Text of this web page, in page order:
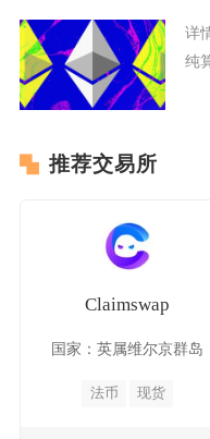
详
纯
推荐交易所
Claimswap
国家：英属维尔京群岛
法币 现货